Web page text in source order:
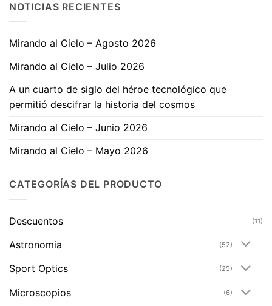
NOTICIAS RECIENTES
Mirando al Cielo – Agosto 2026
Mirando al Cielo – Julio 2026
A un cuarto de siglo del héroe tecnológico que
permitió descifrar la historia del cosmos
Mirando al Cielo – Junio 2026
Mirando al Cielo – Mayo 2026
CATEGORÍAS DEL PRODUCTO
Descuentos (11)
Astronomia (52)
Sport Optics (25)
Microscopios (6)